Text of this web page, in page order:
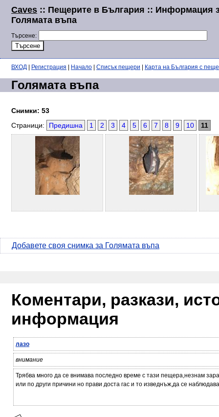
Caves :: Пещерите в България :: Информация
Голямата въпа
Търсене:
ВХОД Регистрация Начало Списък пещери Карта на България с
Голямата въпа
Снимки: 53
Страници:
Предишна 1 2 3 4 5 6 7 8 9 10 11
Добавете своя снимка за Голямата въпа
Коментари, разкази,
информация
лазо
внимание
Трябва много да се внимава последно време с тази пещера,незнам
или по други причини но прави доста гас и то изведнъж,да се